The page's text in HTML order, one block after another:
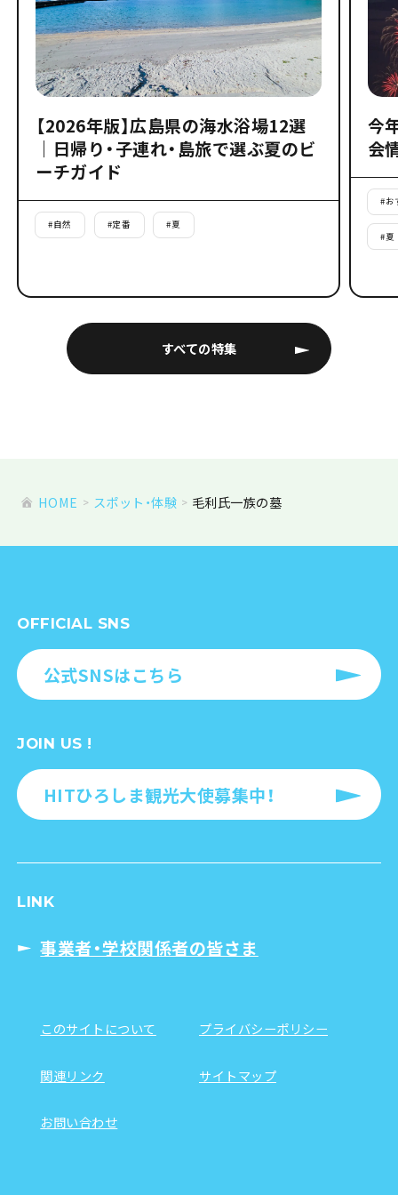
すべての特集
【2026年版】広島県の海水浴場12選
｜日帰り・子連れ・島旅で選ぶ夏のビ
ーチガイド
#自然 #定番 #夏
今
会
#お
#夏
HOME スポット・体験 毛利氏一族の墓
OFFICIAL SNS
公式SNSはこちら
JOIN US !
HITひろしま観光大使募集中！
LINK
事業者・学校関係者の皆さま
このサイトについて プライバシーポリシー
関連リンク サイトマップ
お問い合わせ